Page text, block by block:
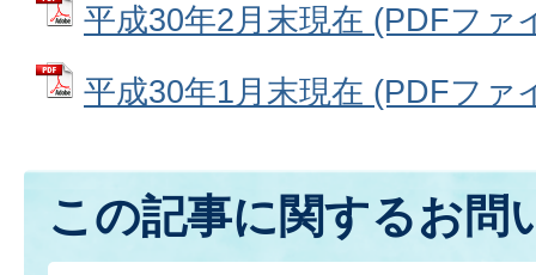
平成30年2月末現在 (PDFファ
平成30年1月末現在 (PDFファ
この記事に関するお問